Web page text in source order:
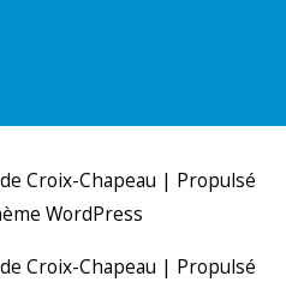
Croix-Chapeau | Propulsé
WordPress
Croix-Chapeau | Propulsé